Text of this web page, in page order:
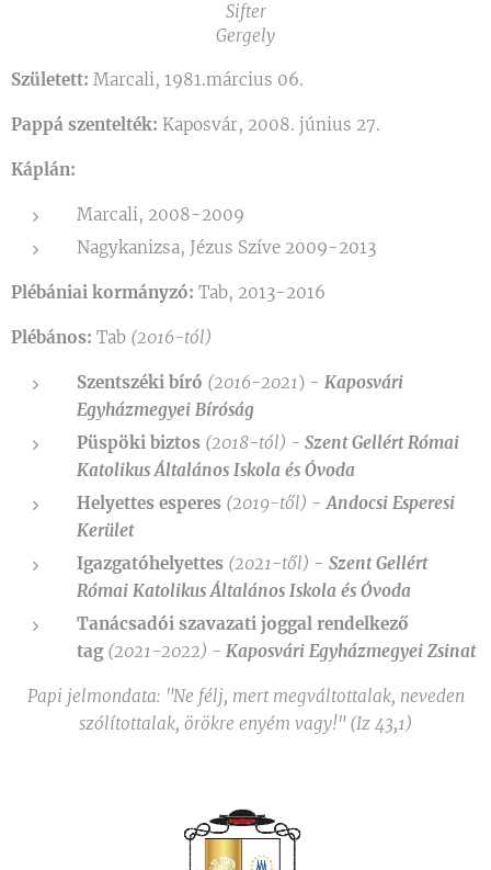
Sifter
Gergely
Született: Marcali, 1981.március 06.
Pappá szentelték: Kaposvár, 2008. június 27.
Káplán:
Marcali, 2008-2009
Nagykanizsa, Jézus Szíve 2009-2013
Plébániai kormányzó: Tab, 2013-2016
Plébános: Tab (2016-tól)
Szentszéki bíró (2016-2021) - Kaposvári
Egyházmegyei Bíróság
Püspöki biztos (2018-tól) - Szent Gellért Római
Katolikus Általános Iskola és Óvoda
Helyettes esperes (2019-től) -Andocsi Esperesi
Kerület
Igazgatóhelyettes (2021-től) - Szent Gellért
Római Katolikus Általános Iskola és Óvoda
Tanácsadói szavazati joggal rendelkező
tag (2021-2022) - Kaposvári Egyházmegyei Zsinat
Papi jelmondata: "Ne félj, mert megváltottalak, neveden
szólítottalak, örökre enyém vagy!" (Iz 43,1)